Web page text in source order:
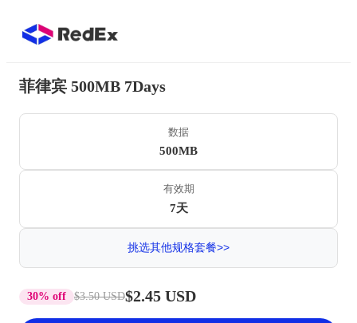
菲律宾 500MB 7Days
数据
500MB
有效期
7天
挑选其他规格套餐>>
30% off $3.50 USD$2.45 USD